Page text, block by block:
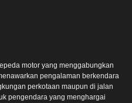
motor yang menggabungkan
pengalaman berkendara
perkotaan maupun di jalan
pengendara yang menghargai